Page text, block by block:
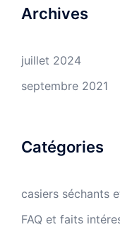
Archives
juillet 2024
septembre 2021
Catégories
casiers séchants
FAQ et faits